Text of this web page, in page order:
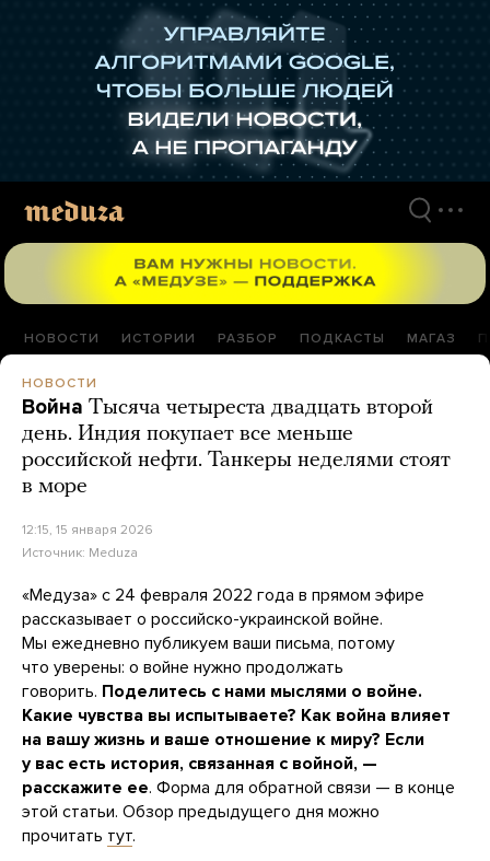
НОВОСТИ ИСТОРИИ РАЗБОР ПОДКАСТЫ МАГАЗ
НОВОСТИ
Война Тысяча четыреста двадцать второй
день. Индия покупает все меньше
российской нефти. Танкеры неделями стоят
в море
12:15, 15 января 2026
Источник: Meduza
«Медуза» с 24 февраля 2022 года в прямом эфире
рассказывает о российско-украинской войне.
Мы ежедневно публикуем ваши письма, потому
что уверены: о войне нужно продолжать
говорить. Поделитесь с нами мыслями о войне.
Какие чувства вы испытываете? Как война влияет
на вашу жизнь и ваше отношение к миру? Если
у вас есть история, связанная с войной, —
расскажите ее. Форма для обратной связи — в конце
этой статьи. Обзор предыдущего дня можно
прочитать тут.